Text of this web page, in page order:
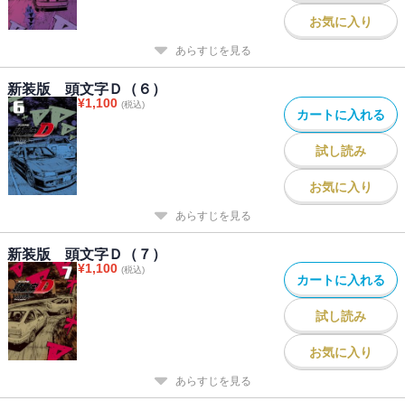
お気に入り
あらすじを見る
新装版 頭文字Ｄ（６）
¥1,100 (税込)
カートに入れる
試し読み
お気に入り
あらすじを見る
新装版 頭文字Ｄ（７）
¥1,100 (税込)
カートに入れる
試し読み
お気に入り
あらすじを見る